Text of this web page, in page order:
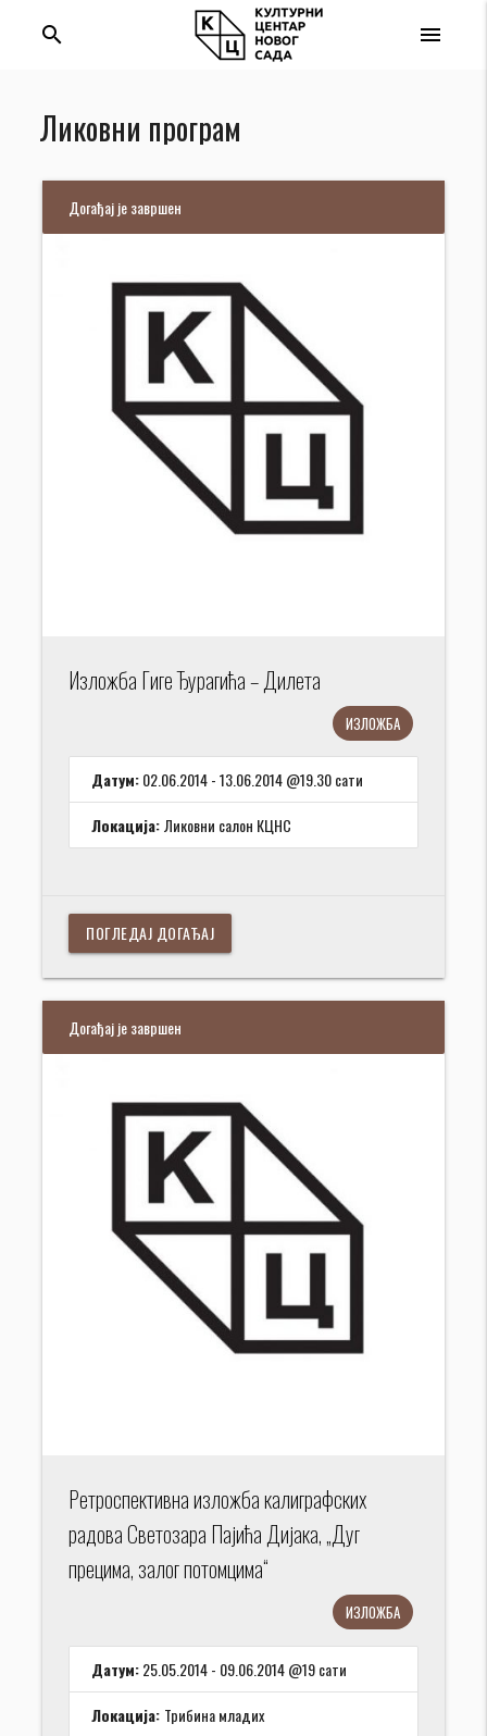
menu
search
Ликовни програм
Догађај је завршен
Изложба Гиге Ђурагића – Дилета
ИЗЛОЖБА
Датум:02.06.2014 - 13.06.2014 @19.30 сати
Локација:Ликовни салон КЦНС
ПОГЛЕДАЈ ДОГАЂАЈ
Догађај је завршен
Ретроспективна изложба калиграфских
радова Светозара Пајића Дијака, „Дуг
прецима, залог потомцима“
ИЗЛОЖБА
Датум:25.05.2014 - 09.06.2014 @19 сати
Локација: Трибина младих